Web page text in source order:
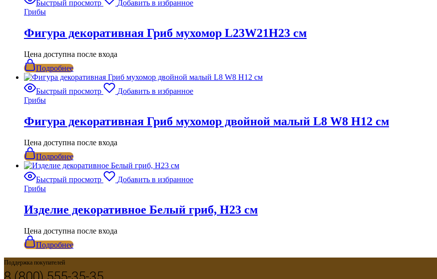
Быстрый просмотр
Добавить в избранное
Грибы
Фигура декоративная Гриб мухомор L23W21H23 см
Цена доступна после входа
Подробнее
Быстрый просмотр
Добавить в избранное
Грибы
Фигура декоративная Гриб мухомор двойной малый L8 W8 H12 см
Цена доступна после входа
Подробнее
Быстрый просмотр
Добавить в избранное
Грибы
Изделие декоративное Белый гриб, Н23 см
Цена доступна после входа
Подробнее
Поддержка покупателей